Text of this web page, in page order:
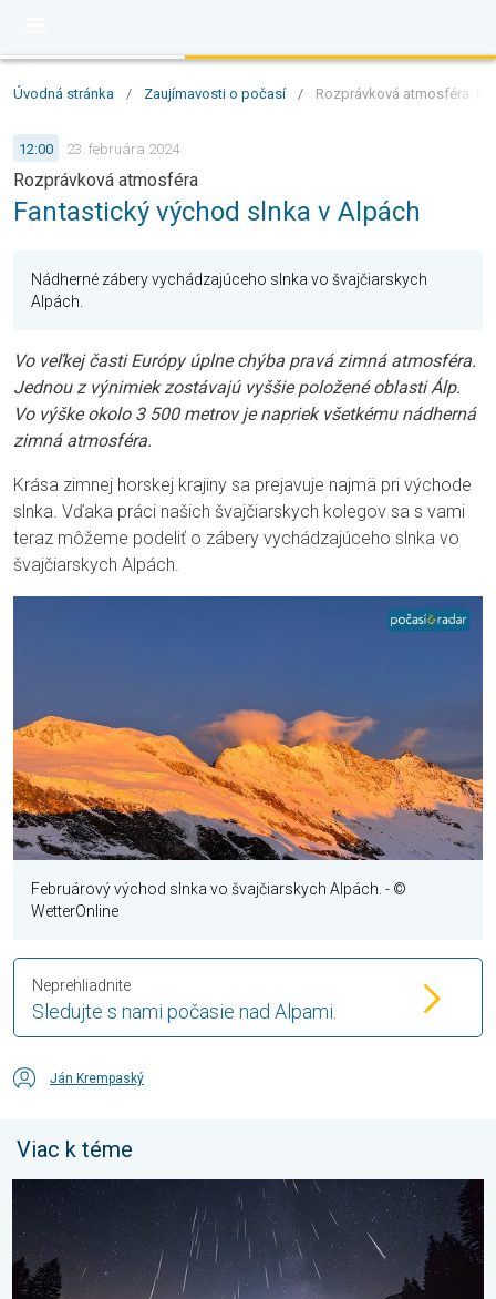
Úvodná stránka / Zaujímavosti o počasí / Rozprávková atmosféra:
12:00 23. februára 2024
Rozprávková atmosféra
Fantastický východ slnka v Alpách
Nádherné zábery vychádzajúceho slnka vo švajčiarskych
Alpách.
Vo veľkej časti Európy úplne chýba pravá zimná atmosféra.
Jednou z výnimiek zostávajú vyššie položené oblasti Álp.
Vo výške okolo 3 500 metrov je napriek všetkému nádherná
zimná atmosféra.
Krása zimnej horskej krajiny sa prejavuje najmä pri východe
slnka. Vďaka práci našich švajčiarskych kolegov sa s vami
teraz môžeme podeliť o zábery vychádzajúceho slnka vo
švajčiarskych Alpách.
Februárový východ slnka vo švajčiarskych Alpách. - ©
WetterOnline
Sledujte s nami počasie nad Alpami.
Neprehliadnite
Ján Krempaský
Viac k téme
Začína obdobie padajúcich hviezd. Vrchol v auguste. . .